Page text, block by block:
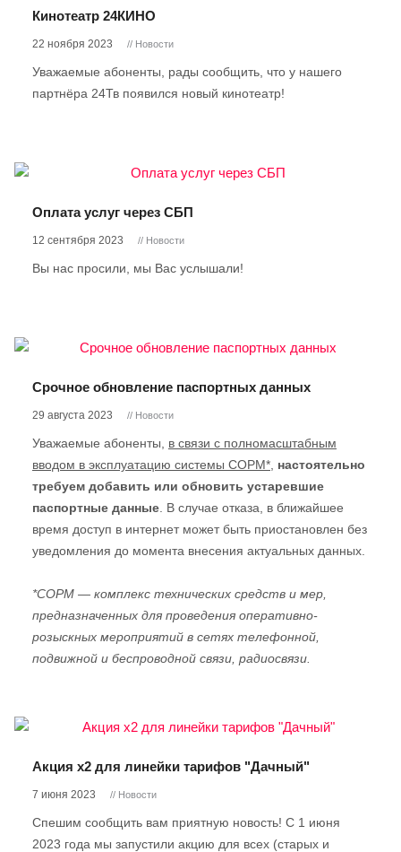
Кинотеатр 24КИНО
22 ноября 2023 // Новости
Уважаемые абоненты, рады сообщить, что у нашего
партнёра 24Тв появился новый кинотеатр!
Оплата услуг через СБП
12 сентября 2023 // Новости
Вы нас просили, мы Вас услышали!
Срочное обновление паспортных данных
29 августа 2023 // Новости
Уважаемые абоненты, в связи с полномасштабным
вводом в эксплуатацию системы СОРМ* настоятельно
требуем добавить или обновить устаревшие
паспортные данные . В случае отказа, в ближайшее
время доступ в интернет может быть приостановлен без
уведомления до момента внесения актуальных данных.
*СОРМ — комплекс технических средств и мер,
предназначенных для проведения оперативно-
розыскных мероприятий в сетях телефонной,
подвижной и беспроводной связи, радиосвязи.
Акция х2 для линейки тарифов "Дачный"
7 июня 2023 // Новости
Спешим сообщить вам приятную новость! С 1 июня
2023 года мы запустили акцию для всех (старых и